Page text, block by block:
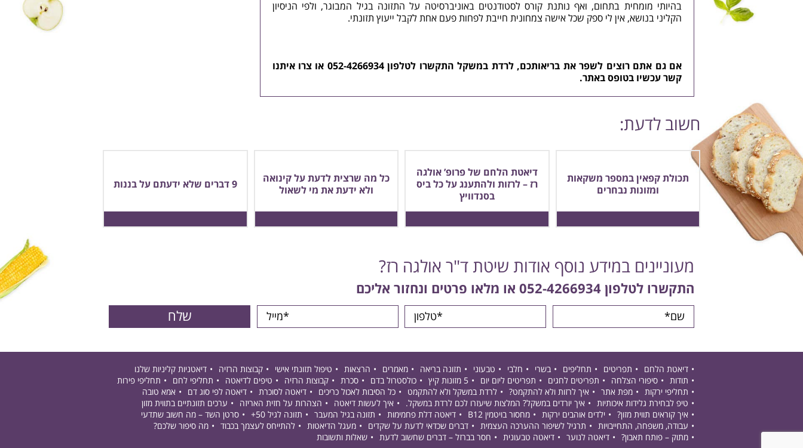
בהיותי מומחית בתחום, ואף נותנת קורס לסטודנטים באוניברסיטה על התזונה בגיל המבוגר, ולפי הניסיון
הקליני בנושא, אין לי ספק שכל אישה צמחונית חייבת לפחות פעם אחת לקבל ייעוץ תזונתי.
אם גם אתם רוצים לשפר את בריאותכם, לרדת במשקל התקשרו לטלפון052-4266934 אוצרו איתנו
קשר עכשיו בטופס באתר.
חשוב לדעת:
תכולת קפאין במספר משקאות
ומזונות נבחרים
דיאטת הלחם של פרופ’ אולגה
רז – לרזות ולהתענג על כל ביס
בסנדוויץ
כל מה שרצית לדעת על קינואה
ולא ידעת את מי לשאול
9 דברים שלא ידעתם על בננות
מעוניינים במידע נוסף אודות שיטת ד"ר אולגה רז?
התקשרו לטלפון 052-4266934 או מלאו פרטים ונחזור אליכם
דיאטת הלחם תפריטים תחליפים בשרי חלבי טבעוני תזונה בריאה מאמרים הרצאות טיפול תזונתי אישי קבוצות הרזיה
דיאטניות קליניות שלנו
תודות
סיפורי הצלחה תפריטים לחגים תפריטים ליום יום 5 מזונות קיץ כולסטרול בדם סכרת קבוצות הרזיה טיפים לדיאטה תחליפי לחם
תחליפי פירות
תחליפי ירקות
מפת אתר איך לרזות ולא להתקמט? לרדת במשקל ולא להתקמט כל הסיבות לאכול כריכים דיאטה לסוכרת דיאטה לפי סוג דם
אמא טובה
טיפ לבחירת גלידות איכותיות
איך יורדים במשקל? המלצות שיעזרו לכם לרדת במשקל. איך לעשות דיאטה הצהרות על חזית האריזה
ערכים תזונתיים בתווית מזון
איך קוראים תווית מזון?
ילדים אוהבים ירקות מחסור בויטמין B12 דיאטה דלת פחמימות תזונה בגיל המעבר תזונה לגיל 50+
סרטן השד – מה חשוב שתדעי
עבודה, משפחה, התחייבויות
תרגיל לשיפור ההערכה העצמית דברים שכדאי לדעת על שקדים מעגל הדיאטות להתייחס לעצמך בכבוד
מה סיפור שלכם?
מתוק – פותח תאבון?
דיאטה לנוער דיאטה טבעונית חסר בברזל – דברים שחשוב לדעת שאלות ותשובות